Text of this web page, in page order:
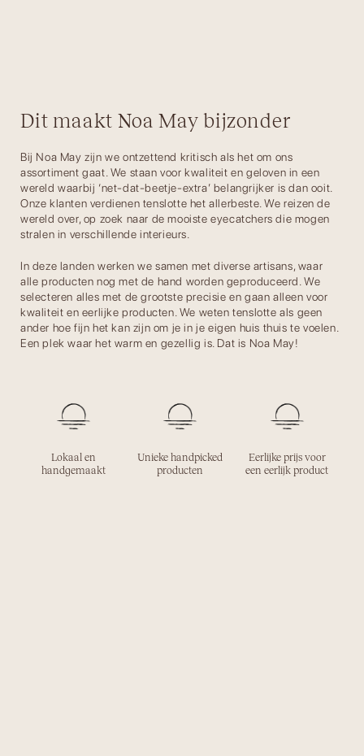
Dit maakt Noa May bijzonder
Bij Noa May zijn we ontzettend kritisch als het om ons
assortiment gaat. We staan voor kwaliteit en geloven in een
wereld waarbij ‘net-dat-beetje-extra’ belangrijker is dan ooit.
Onze klanten verdienen tenslotte het allerbeste. We reizen de
wereld over, op zoek naar de mooiste eyecatchers die mogen
stralen in verschillende interieurs.
In deze landen werken we samen met diverse artisans, waar
alle producten nog met de hand worden geproduceerd. We
selecteren alles met de grootste precisie en gaan alleen voor
kwaliteit en eerlijke producten. We weten tenslotte als geen
ander hoe fijn het kan zijn om je in je eigen huis thuis te voelen.
Een plek waar het warm en gezellig is. Dat is Noa May!
Lokaal en
handgemaakt
Unieke handpicked
producten
Eerlijke prijs voor
een eerlijk product